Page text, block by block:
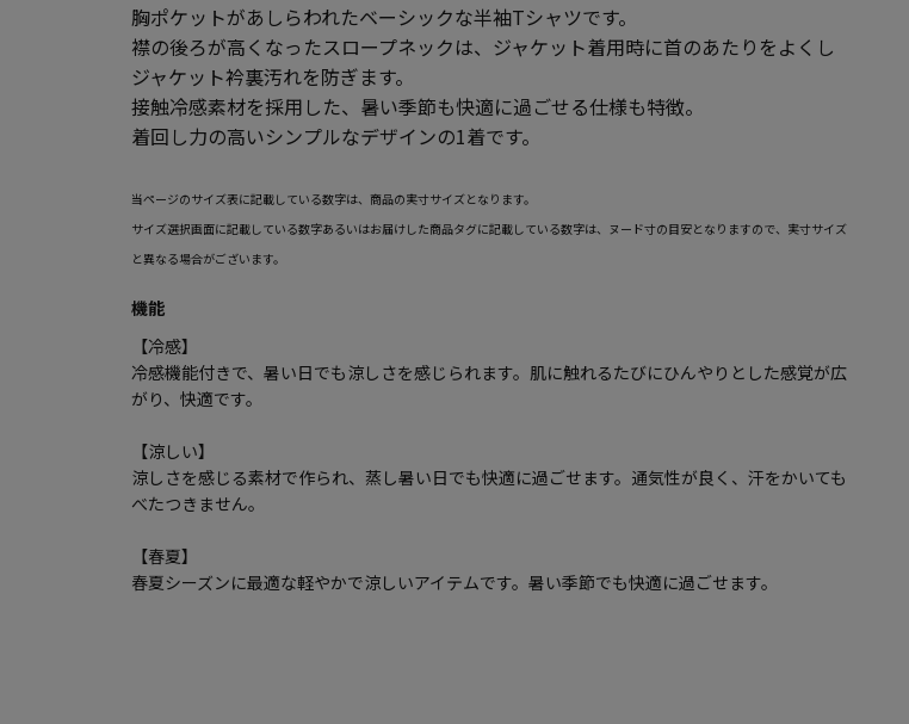
胸ポケットがあしらわれたベーシックな半袖Tシャツです。
襟の後ろが高くなったスロープネックは、ジャケット着用時に首のあたりをよくし
ジャケット衿裏汚れを防ぎます。
接触冷感素材を採用した、暑い季節も快適に過ごせる仕様も特徴。
着回し力の高いシンプルなデザインの1着です。
当ページのサイズ表に記載している数字は、商品の実寸サイズとなります。
サイズ選択画面に記載している数字あるいはお届けした商品タグに記載している数字は、ヌード寸の目安となりますので、実寸サイズ
と異なる場合がございます。
機能
【冷感】
冷感機能付きで、暑い日でも涼しさを感じられます。肌に触れるたびにひんやりとした感覚が広
がり、快適です。
【涼しい】
涼しさを感じる素材で作られ、蒸し暑い日でも快適に過ごせます。通気性が良く、汗をかいても
べたつきません。
【春夏】
春夏シーズンに最適な軽やかで涼しいアイテムです。暑い季節でも快適に過ごせます。